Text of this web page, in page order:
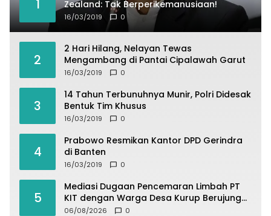
1
Zealand: Tak Berperikemanusiaan!
16/03/2019 0
2
2 Hari Hilang, Nelayan Tewas
Mengambang di Pantai Cipalawah Garut
16/03/2019 0
3
14 Tahun Terbunuhnya Munir, Polri Didesak
Bentuk Tim Khusus
16/03/2019 0
4
Prabowo Resmikan Kantor DPD Gerindra
di Banten
16/03/2019 0
5
Mediasi Dugaan Pencemaran Limbah PT
KIT dengan Warga Desa Kurup Berujung
Buntu
06/08/2026 0